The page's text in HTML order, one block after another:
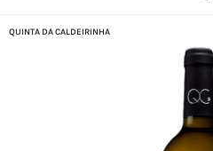
Alimentação
QUINTA DA CALDEIRINHA